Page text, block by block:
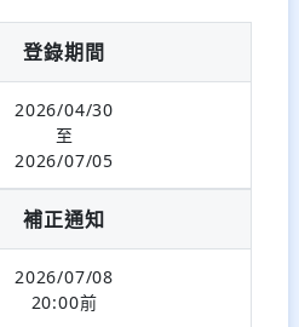
登錄期間
2026/04/30
至
2026/07/05
補正通知
2026/07/08
20:00前